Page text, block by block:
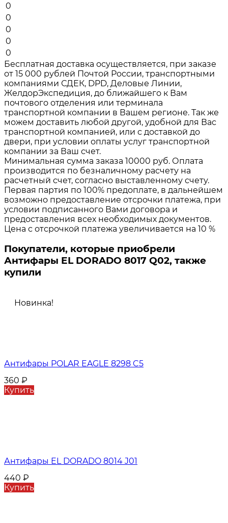
0
0
0
0
0
Бесплатная доставка осуществляется, при заказе
от 15 000 рублей Почтой России, транспортными
компаниями СДЕК, DPD, Деловые Линии,
ЖелдорЭкспедиция, до ближайшего к Вам
почтового отделения или терминала
транспортной компании в Вашем регионе. Так же
можем доставить любой другой, удобной для Вас
транспортной компанией, или с доставкой до
двери, при условии оплаты услуг транспортной
компании за Ваш счет.
Минимальная сумма заказа 10000 руб. Оплата
производится по безналичному расчету на
расчетный счет, согласно выставленному счету.
Первая партия по 100% предоплате, в дальнейшем
возможно предоставление отсрочки платежа, при
условии подписанного Вами договора и
предоставления всех необходимых документов.
Цена с отсрочкой платежа увеличивается на 10 %
Покупатели, которые приобрели
Антифары EL DORADO 8017 Q02, также
купили
Новинка!
Антифары POLAR EAGLE 8298 C5
360 ₽
Купить
Антифары EL DORADO 8014 J01
440 ₽
Купить